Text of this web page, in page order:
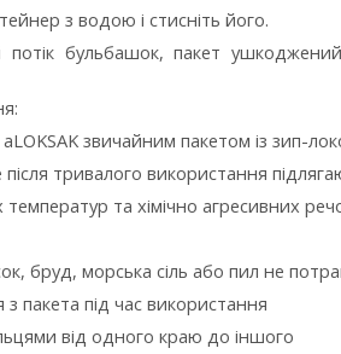
з водою і стисніть його.
бульбашок, пакет
звичайним пакетом із зип-
після тривалого використання
та хімічно агресивних
бруд, морська сіль або пил не
пакета під час використання
від одного краю до іншого